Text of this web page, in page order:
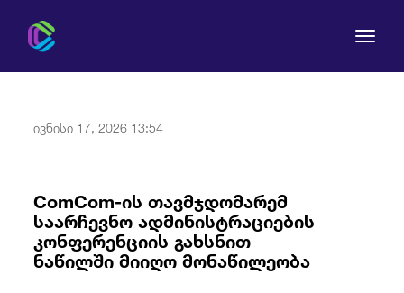
მომხმარებლის უფლებები
რეგულირება
ივნისი 17, 2026 13:54
ComCom-ის თავმჯდომარემ
საარჩევნო ადმინისტრაციების
კონფერენციის გახსნით
ნაწილში მიიღო მონაწილეობა